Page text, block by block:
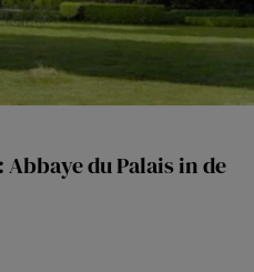
du Palais in de